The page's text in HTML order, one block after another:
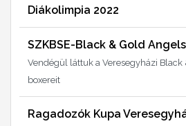
Diákolimpia 2022
SZKBSE-Black & Gold
Vendégül láttuk a Veresegyházi Black
boxereit
Ragadozók Kupa